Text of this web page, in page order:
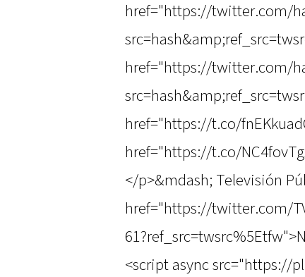
href="https://twitter.com/
href="https://twitter.com/
href="https://t.co/
href="https://t.co/
</p>&mdash; Televisión
href="https://twitter.com/
<script async src="https://